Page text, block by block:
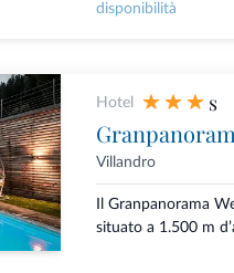
disponibilità
Hotel s
Villandro
Il Granpanorama
situato a 1.500 m